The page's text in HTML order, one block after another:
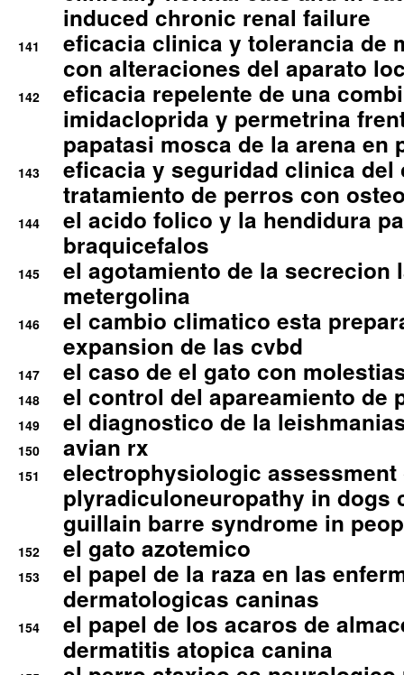
induced chronic renal failure
141
eficacia clinica y tolerancia de
con alteraciones del aparato
142
eficacia repelente de una
imidacloprida y permetrina
papatasi mosca de la arena en
143
eficacia y seguridad clinica del
tratamiento de perros con
144
el acido folico y la hendidura
braquicefalos
145
el agotamiento de la secrecion
metergolina
146
el cambio climatico esta
expansion de las cvbd
147 el caso de el gato con
148 el control del apareamiento de
149 el diagnostico de la
150 avian rx
151
electrophysiologic assessment
plyradiculoneuropathy in dogs
guillain barre syndrome in
152 el gato azotemico
153
el papel de la raza en las
dermatologicas caninas
154
el papel de los acaros de
dermatitis atopica canina